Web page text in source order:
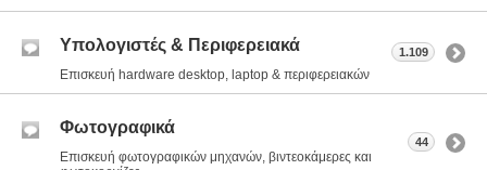
Υπολογιστές & Περιφερειακά
Επισκευή hardware desktop, laptop & περιφερειακών
1.109
Φωτογραφικά
Επισκευή φωτογραφικών μηχανών, βιντεοκάμερες και
44